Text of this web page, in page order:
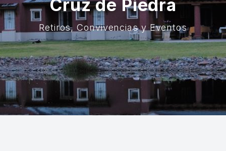
Cruz de Piedra
Retiros, Convivencias y Eventos